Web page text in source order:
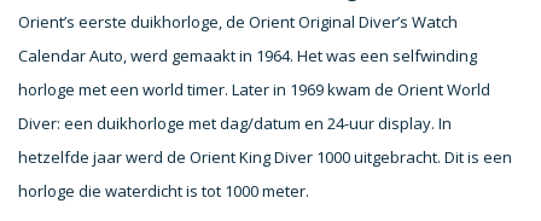
Orient’s eerste duikhorloge, de Orient Original Diver’s Watch
Calendar Auto, werd gemaakt in 1964. Het was een selfwinding
horloge met een world timer. Later in 1969 kwam de Orient World
Diver: een duikhorloge met dag/datum en 24-uur display. In
hetzelfde jaar werd de Orient King Diver 1000 uitgebracht. Dit is een
horloge die waterdicht is tot 1000 meter.